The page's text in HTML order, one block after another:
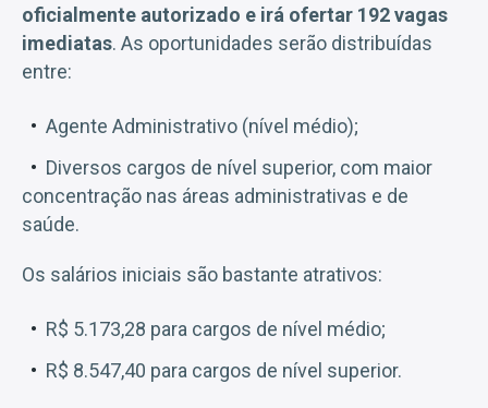
oficialmente autorizado e irá ofertar 192 vagas
imediatas. As oportunidades serão distribuídas
entre:
Agente Administrativo (nível médio);
Diversos cargos de nível superior, com maior
concentração nas áreas administrativas e de
saúde.
Os salários iniciais são bastante atrativos:
R$ 5.173,28 para cargos de nível médio;
R$ 8.547,40 para cargos de nível superior.